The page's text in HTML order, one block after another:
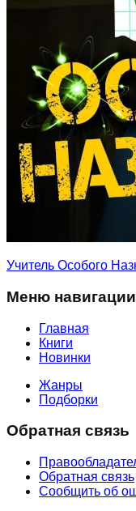
Учитель Особого
Меню навигации
Главная
Книги
Новинки
Жанры
Подборки
Обратная связь
Обратная связь
Сообщить об